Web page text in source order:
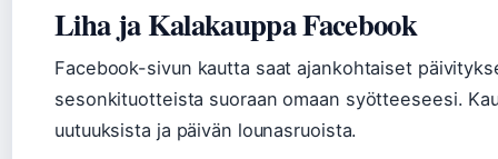
Liha ja Kalakauppa Facebook
Facebook-sivun kautta saat ajankohtaiset
sesonkituotteista suoraan omaan syötteeseesi.
uutuuksista ja päivän lounasruoista.